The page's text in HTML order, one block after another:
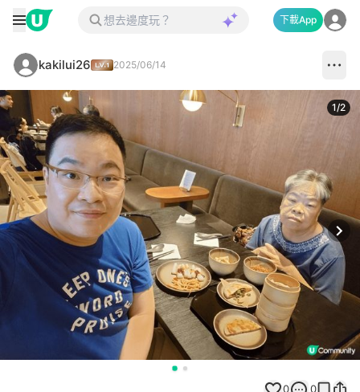
下載App
kakilui26 2025/06/14
1/2
0 0